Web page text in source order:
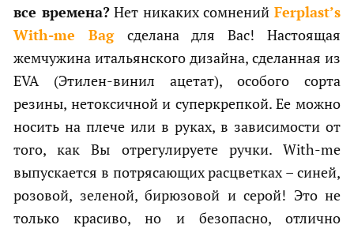
все времена?Нет никаких сомненийFerplast’s
With-me Bag
сделана для Вас! Настоящая
жемчужина итальянского дизайна, сделанная из
EVA (Этилен-винил ацетат), особого сорта
резины, нетоксичной и суперкрепкой. Ее можно
носить на плече или в руках, в зависимости от
того, как Вы отрегулируете ручки. With-me
выпускается в потрясающих расцветках – синей,
розовой, зеленой, бирюзовой и серой! Это не
только красиво, но и безопасно, отлично